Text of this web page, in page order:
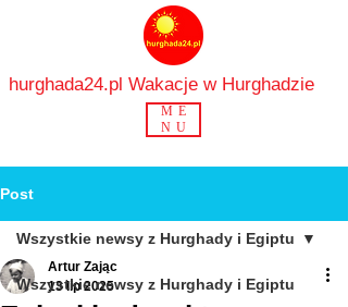
hurghada24.pl Wakacje w Hurghadzie
ME
NU
Post
Wszystkie newsy z Hurghady i Egiptu
Wszystkie newsy z Hurghady i Egiptu
Artur Zając
13 lip 2025